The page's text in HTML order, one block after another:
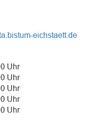
eichstaett.de
Uhr
Uhr
Uhr
Uhr
Uhr